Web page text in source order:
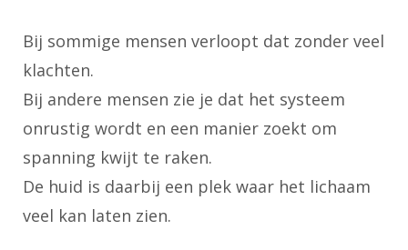
Bij sommige mensen verloopt dat zonder veel
klachten.
Bij andere mensen zie je dat het systeem
onrustig wordt en een manier zoekt om
spanning kwijt te raken.
De huid is daarbij een plek waar het lichaam
veel kan laten zien.